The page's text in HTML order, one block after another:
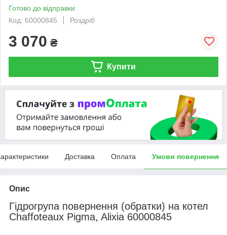
Готово до відправки
Код: 60000845
Роздріб
3 070 ₴
Купити
Доставка Оплата Умови повернення
Опис
Гідрогрупа повернення (обратки) на котел
Chaffoteaux Pigma, Alixia 60000845